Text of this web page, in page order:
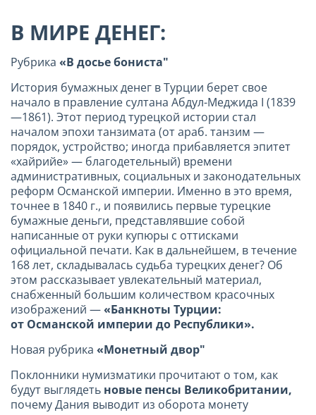
В МИРЕ ДЕНЕГ:
Рубрика «В досье бониста"
История бумажных денег в Турции берет свое
начало в правление султана Абдул-Меджида I (1839
—1861). Этот период турецкой истории стал
началом эпохи танзимата (от араб. танзим —
порядок, устройство; иногда прибавляется эпитет
«хайрийе» — благодетельный) времени
административных, социальных и законодательных
реформ Османской империи. Именно в это время,
точнее в 1840 г., и появились первые турецкие
бумажные деньги, представлявшие собой
написанные от руки купюры с оттисками
официальной печати. Как в дальнейшем, в течение
168 лет, складывалась судьба турецких денег? Об
этом рассказывает увлекательный материал,
снабженный большим количеством красочных
изображений —«Банкноты Турции:
от Османской империи до Республики».
Новая рубрика «Монетный двор"
Поклонники нумизматики прочитают о том, как
будут выглядеть новые пенсы Великобритании,
почемуДания выводит из оборота монету